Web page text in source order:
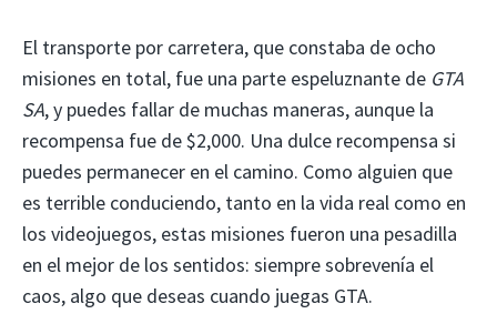
El transporte por carretera, que constaba de ocho
misiones en total, fue una parte espeluznante de GTA
SA, y puedes fallar de muchas maneras, aunque la
recompensa fue de $2,000. Una dulce recompensa si
puedes permanecer en el camino. Como alguien que
es terrible conduciendo, tanto en la vida real como en
los videojuegos, estas misiones fueron una pesadilla
en el mejor de los sentidos: siempre sobrevenía el
caos, algo que deseas cuando juegas GTA.